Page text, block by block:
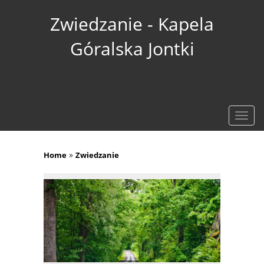
Zwiedzanie - Kapela
Góralska Jontki
Home » Zwiedzanie